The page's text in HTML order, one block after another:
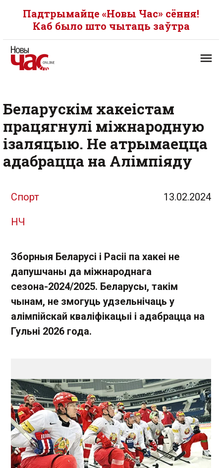
Падтрымайце «Новы Час» сёння!
Каб было што чытаць заўтра
Беларускім хакеістам
працягнулі міжнародную
ізаляцыю. Не атрымаецца
адабрацца на Алімпіяду
Спорт 13.02.2024
НЧ
Зборныя Беларусі і Расіі па хакеі не
дапушчаны да міжнароднага
сезона-2024/2025. Беларусы, такім
чынам, не змогуць удзельнічаць у
алімпійскай кваліфікацыі і адабрацца на
Гульні 2026 года.